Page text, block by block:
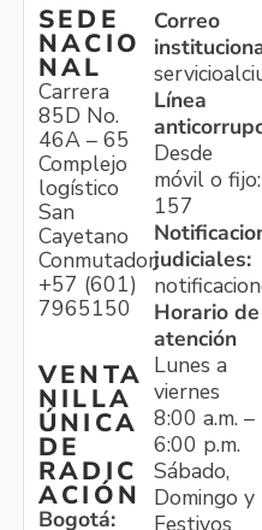
SEDE
NACIO
NAL
Carrera
85D No.
46A – 65
Complejo
logístico
San
Cayetano
Conmutador:
+57 (601)
7965150
VENTA
NILLA
ÚNICA
DE
RADIC
ACIÓN
Bogotá:
Correo
Línea
Desde
móvil o fijo:
157
judiciales:
Horario de
atención
Lunes a
viernes
8:00 a.m. –
6:00 p.m.
Sábado,
Domingo y
Festivos